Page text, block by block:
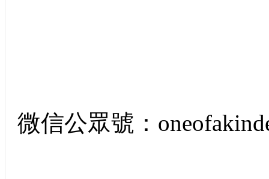
微信公眾號：